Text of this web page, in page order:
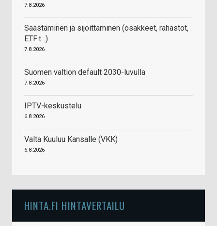
7.8.2026
Säästäminen ja sijoittaminen (osakkeet, rahastot,
ETF:t...)
7.8.2026
Suomen valtion default 2030-luvulla
7.8.2026
IPTV-keskustelu
6.8.2026
Valta Kuuluu Kansalle (VKK)
6.8.2026
HINTA.FI HINTAVERTAILU